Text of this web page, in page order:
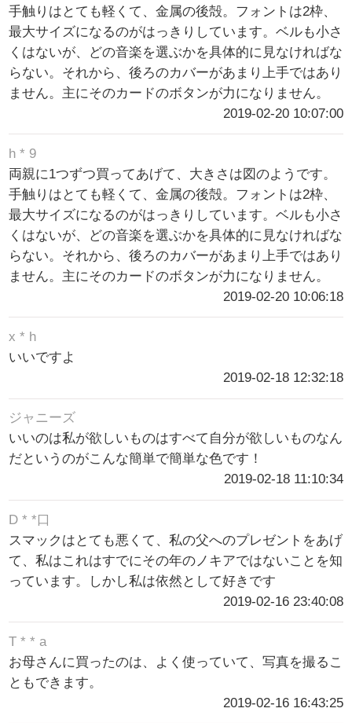
手触りはとても軽くて、金属の後殻。フォントは2枠、
最大サイズになるのがはっきりしています。ベルも小さ
くはないが、どの音楽を選ぶかを具体的に見なければな
らない。それから、後ろのカバーがあまり上手ではあり
ません。主にそのカードのボタンが力になりません。
2019-02-20 10:07:00
h * 9
両親に1つずつ買ってあげて、大きさは図のようです。
手触りはとても軽くて、金属の後殻。フォントは2枠、
最大サイズになるのがはっきりしています。ベルも小さ
くはないが、どの音楽を選ぶかを具体的に見なければな
らない。それから、後ろのカバーがあまり上手ではあり
ません。主にそのカードのボタンが力になりません。
2019-02-20 10:06:18
x * h
いいですよ
2019-02-18 12:32:18
ジャニーズ
いいのは私が欲しいものはすべて自分が欲しいものなん
だというのがこんな簡単で簡単な色です！
2019-02-18 11:10:34
D * *口
スマックはとても悪くて、私の父へのプレゼントをあげ
て、私はこれはすでにその年のノキアではないことを知
っています。しかし私は依然として好きです
2019-02-16 23:40:08
T * * a
お母さんに買ったのは、よく使っていて、写真を撮るこ
ともできます。
2019-02-16 16:43:25